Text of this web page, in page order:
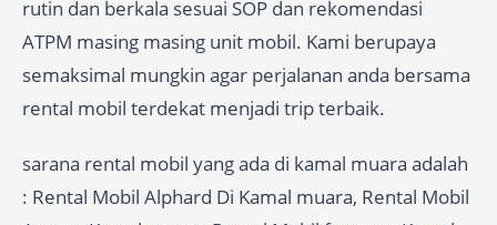
rutin dan berkala sesuai SOP dan rekomendasi
ATPM masing masing unit mobil. Kami berupaya
semaksimal mungkin agar perjalanan anda bersama
rental mobil terdekat menjadi trip terbaik.
sarana rental mobil yang ada di kamal muara adalah
: Rental Mobil Alphard Di Kamal muara, Rental Mobil